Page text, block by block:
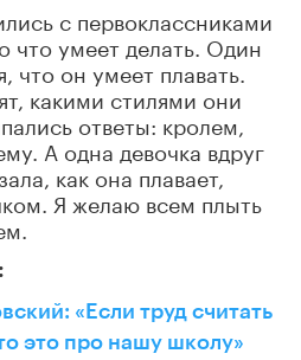
с первоклассниками
что умеет делать. Один
что он умеет плавать.
какими стилями они
ответы: кролем,
А одна девочка вдруг
как она плавает,
Я желаю всем плыть
«Если труд считать
это про нашу школу»